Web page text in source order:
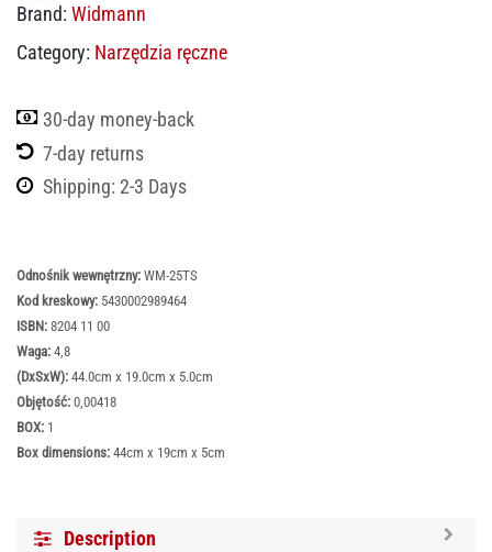
Brand: Widmann
Category: Narzędzia ręczne
30-day money-back
7-day returns
Shipping: 2-3 Days
Odnośnik wewnętrzny: WM-25TS
Kod kreskowy: 5430002989464
ISBN: 8204 11 00
Waga: 4,8
(DxSxW): 44.0cm x 19.0cm x 5.0cm
Objętość: 0,00418
BOX: 1
Box dimensions: 44cm x 19cm x 5cm
Description